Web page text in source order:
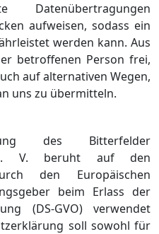
Datenübertragungen
aufweisen, sodass ein
werden kann. Aus
betroffenen Person frei,
auf alternativen Wegen,
uns zu übermitteln.
des Bitterfelder
e. V. beruht auf den
den Europäischen
beim Erlass der
(DS-GVO) verwendet
soll sowohl für